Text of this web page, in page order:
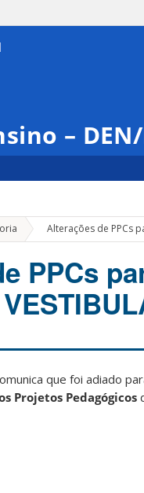
– DEN/
» Alterações de PPCs
PPCs
que foi adiado
Projetos Pedagógicos